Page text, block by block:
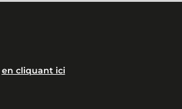
en cliquant ici